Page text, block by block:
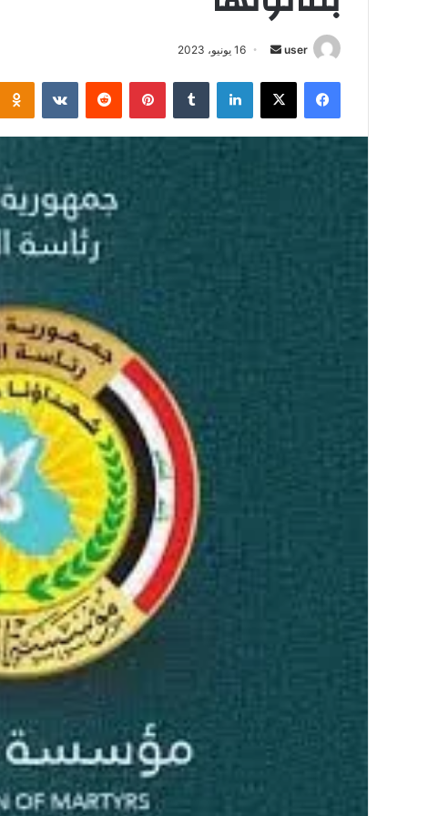
user
أرسل 16 يونيو، 2023
فيسبوك ‫X لينكدإن بينتيريست